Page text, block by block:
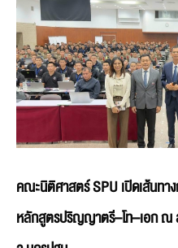
คณะนิติศาสตร์ SPU เปิดเส้นทา
หลักสูตรปริญญาตรี–โท–เอก ณ